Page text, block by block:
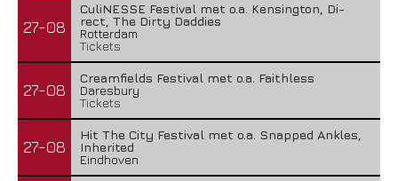
27-08
CuliNESSE Festival met o.a. Kensington, Di-
rect, The Dirty Daddies
Rotterdam
Tickets
27-08
Creamfields Festival met o.a. Faithless
Daresbury
Tickets
27-08
Hit The City Festival met o.a. Snapped Ankles,
Inherited
Eindhoven